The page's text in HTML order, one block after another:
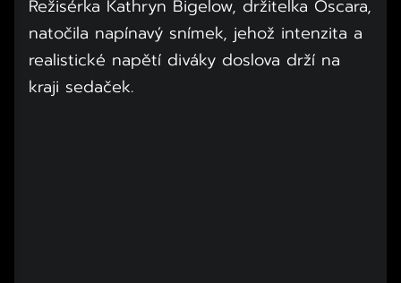
Režisérka Kathryn Bigelow, držitelka Oscara,
natočila napínavý snímek, jehož intenzita a
realistické napětí diváky doslova drží na
kraji sedaček.